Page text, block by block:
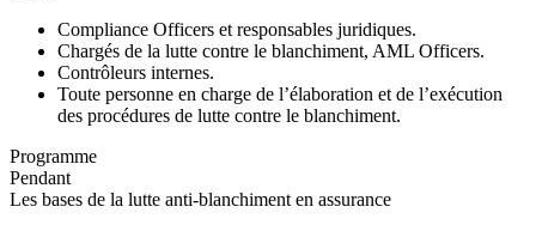
Compliance Officers et responsables juridiques.
Chargés de la lutte contre le blanchiment, AML Officers.
Contrôleurs internes.
Toute personne en charge de l’élaboration et de l’exécution
des procédures de lutte contre le blanchiment.
Programme
Pendant
Les bases de la lutte anti-blanchiment en assurance